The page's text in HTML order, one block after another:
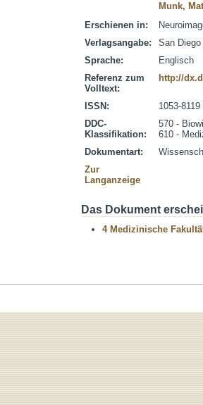
Munk,
Erschienen in:
Verlagsangabe:
San
Sprache:
Englisch
Referenz zum
Volltext:
http://
ISSN:
1053-8119
DDC-
Klassifikation:
570 -
610 -
Dokumentart:
Zur
Langanzeige
Das Dokument
4 Medizinische